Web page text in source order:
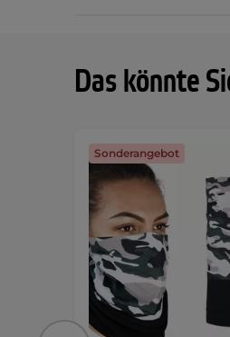
Das könnte
Sonderangebot